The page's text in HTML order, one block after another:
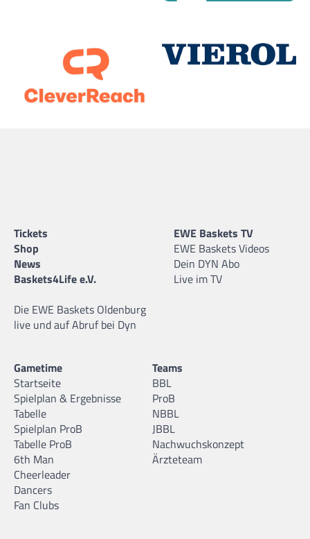
Tickets
Shop
News
Baskets4Life e.V.
Die EWE Baskets Oldenburg
live und auf Abruf bei Dyn
EWE Baskets TV
EWE Baskets Videos
Dein DYN Abo
Live im TV
Gametime
Startseite
Spielplan & Ergebnisse
Tabelle
Spielplan ProB
Tabelle ProB
6th Man
Cheerleader
Dancers
Fan Clubs
Teams
BBL
ProB
NBBL
JBBL
Nachwuchskonzept
Ärzteteam